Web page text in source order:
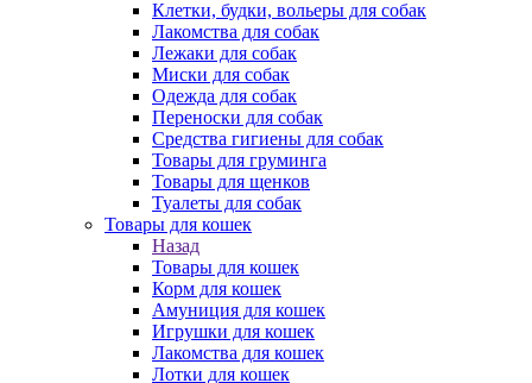
Клетки, будки, вольеры для собак
Лакомства для собак
Лежаки для собак
Миски для собак
Одежда для собак
Переноски для собак
Средства гигиены для собак
Товары для груминга
Товары для щенков
Туалеты для собак
Товары для кошек
Назад
Товары для кошек
Корм для кошек
Амуниция для кошек
Игрушки для кошек
Лакомства для кошек
Лотки для кошек